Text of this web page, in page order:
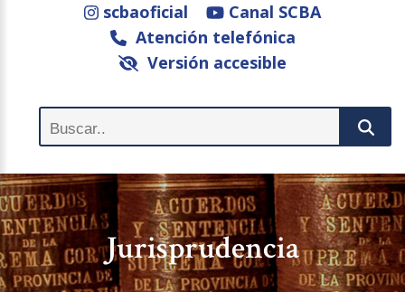
scbaoficial
Canal SCBA
Atención telefónica
Versión accesible
Jurisprudencia